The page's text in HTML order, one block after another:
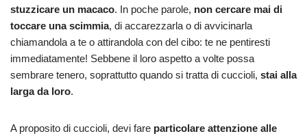
stuzzicare un macaco. In poche parole, non cercare mai di
toccare una scimmia, di accarezzarla o di avvicinarla
chiamandola a te o attirandola con del cibo: te ne pentiresti
immediatamente! Sebbene il loro aspetto a volte possa
sembrare tenero, soprattutto quando si tratta di cuccioli, stai alla
larga da loro.
A proposito di cuccioli, devi fare particolare attenzione alle